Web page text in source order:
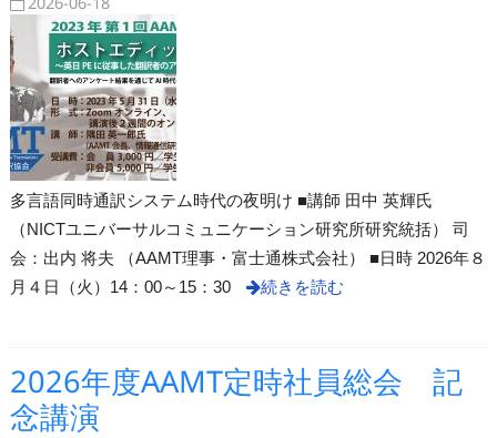
多言語同時通訳システム時代の夜明け ■講師 田中 英輝氏
（NICTユニバーサルコミュニケーション研究所研究統括） 司
会：出内 将夫 （AAMT理事・富士通株式会社） ■日時 2026年８
月４日（火）14：00～15：30
続きを読む
2026年度AAMT定時社員総会 記
念講演